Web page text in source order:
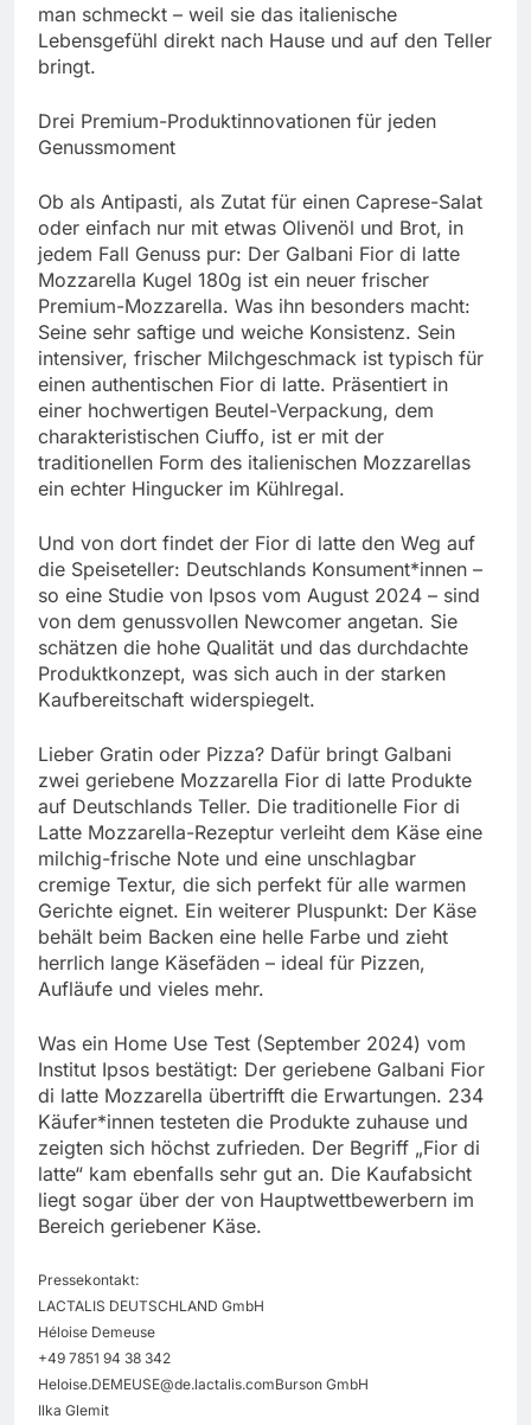
man schmeckt – weil sie das italienische
Lebensgefühl direkt nach Hause und auf den Teller
bringt.
Drei Premium-Produktinnovationen für jeden
Genussmoment
Ob als Antipasti, als Zutat für einen Caprese-Salat
oder einfach nur mit etwas Olivenöl und Brot, in
jedem Fall Genuss pur: Der Galbani Fior di latte
Mozzarella Kugel 180g ist ein neuer frischer
Premium-Mozzarella. Was ihn besonders macht:
Seine sehr saftige und weiche Konsistenz. Sein
intensiver, frischer Milchgeschmack ist typisch für
einen authentischen Fior di latte. Präsentiert in
einer hochwertigen Beutel-Verpackung, dem
charakteristischen Ciuffo, ist er mit der
traditionellen Form des italienischen Mozzarellas
ein echter Hingucker im Kühlregal.
Und von dort findet der Fior di latte den Weg auf
die Speiseteller: Deutschlands Konsument*innen –
so eine Studie von Ipsos vom August 2024 – sind
von dem genussvollen Newcomer angetan. Sie
schätzen die hohe Qualität und das durchdachte
Produktkonzept, was sich auch in der starken
Kaufbereitschaft widerspiegelt.
Lieber Gratin oder Pizza? Dafür bringt Galbani
zwei geriebene Mozzarella Fior di latte Produkte
auf Deutschlands Teller. Die traditionelle Fior di
Latte Mozzarella-Rezeptur verleiht dem Käse eine
milchig-frische Note und eine unschlagbar
cremige Textur, die sich perfekt für alle warmen
Gerichte eignet. Ein weiterer Pluspunkt: Der Käse
behält beim Backen eine helle Farbe und zieht
herrlich lange Käsefäden – ideal für Pizzen,
Aufläufe und vieles mehr.
Was ein Home Use Test (September 2024) vom
Institut Ipsos bestätigt: Der geriebene Galbani Fior
di latte Mozzarella übertrifft die Erwartungen. 234
Käufer*innen testeten die Produkte zuhause und
zeigten sich höchst zufrieden. Der Begriff „Fior di
latte“ kam ebenfalls sehr gut an. Die Kaufabsicht
liegt sogar über der von Hauptwettbewerbern im
Bereich geriebener Käse.
Pressekontakt:
LACTALIS DEUTSCHLAND GmbH
Héloise Demeuse
+49 7851 94 38 342
Heloise.DEMEUSE@de.lactalis.comBurson GmbH
Ilka Glemit